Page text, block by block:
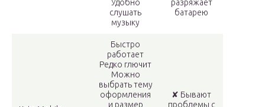
Удобно
слушать
музыку
разряжает
батарею
Быстро
работает
Редко глючит
Можно
выбрать тему
оформления
и размер
✘ Бывают
проблемы с